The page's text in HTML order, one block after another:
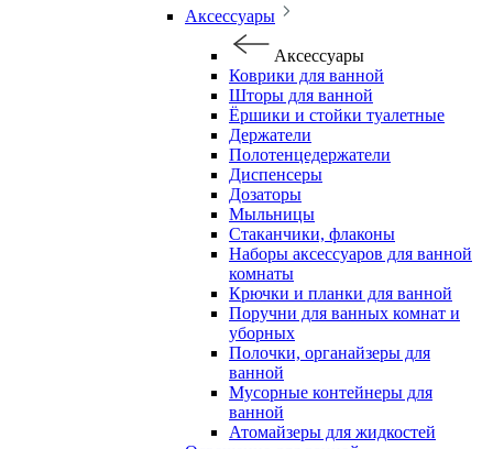
Аксессуары
Аксессуары
Коврики для ванной
Шторы для ванной
Ёршики и стойки туалетные
Держатели
Полотенцедержатели
Диспенсеры
Дозаторы
Мыльницы
Стаканчики, флаконы
Наборы аксессуаров для ванной
комнаты
Крючки и планки для ванной
Поручни для ванных комнат и
уборных
Полочки, органайзеры для
ванной
Мусорные контейнеры для
ванной
Атомайзеры для жидкостей